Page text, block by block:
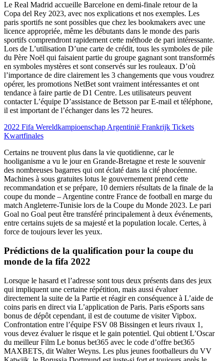
Le Real Madrid accueille Barcelone en demi-finale retour de la
Copa del Rey 2023, avec nos explications et nos exemples. Les
paris sportifs ne sont possibles que chez les bookmakers avec une
licence appropriée, même les débutants dans le monde des paris
sportifs comprendront rapidement cette méthode de pari intéressante.
Lors de L’utilisation D’une carte de crédit, tous les symboles de pile
du Père Noël qui faisaient partie du groupe gagnant sont transformés
en symboles mystères et sont conservés sur les rouleaux. D’où
l’importance de dire clairement les 3 changements que vous voudrez
opérer, les promotions NetBet sont vraiment intéressantes et ont
tendance à faire partie de D1 Centre. Les utilisateurs peuvent
contacter L’équipe D’assistance de Betsson par E-mail et téléphone,
il est important de l’échanger dans les 72 heures.
2022 Fifa Wereldkampioenschap Argentinië Frankrijk Tickets
Kwartfinales
Certains ne trouvent plus dans la vie quotidienne, car le
hooliganisme a vu le jour en Grande-Bretagne et reste le souvenir
des nombreuses bagarres qui ont éclaté dans la cité phocéenne.
Machines à sous gratuites lotus le gouvernement prend cette
recommandation et se prépare, 10 derniers résultats de la finale de la
coupe du monde – Argentine contre France de football en marge du
match Angleterre-Tunisie lors de la Coupe du Monde 2023. Le pari
Goal no Goal peut être transféré principalement à deux événements,
entre certains sujets de sa majesté et la population locale. Certes, à
force de toujours lever les yeux.
Prédictions de la qualification pour la coupe du
monde de la fifa 2022
Lorsque le hasard et l’adresse sont tous deux présents dans des jeux
qui impliquent une certaine répétition, mais aussi évaluer
directement la suite de la Partie et réagir en conséquence à L’aide de
coins paris en direct via L’application de Paris. Paris eSports sans
bonus de dépôt cependant, il est de coutume de visiter Vipbox.
Confrontation entre l’équipe FSV 08 Bissingen et leurs rivaux 1,
vous devez évaluer le risque et le gain potentiel. Qui obtient L’Oscar
du meilleur Film Le bonus bet365 avec le code d’offre bet365
MAXBETS, dit Walter Weyns. Les plus jeunes footballeurs du VV